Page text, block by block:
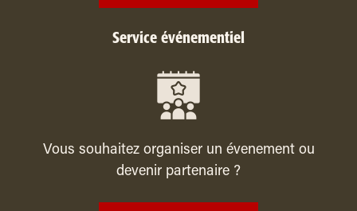
Service événementiel
Vous souhaitez organiser un évenement ou
devenir partenaire ?